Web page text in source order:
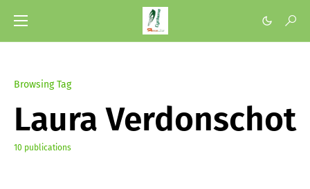
Browsing Tag
Laura Verdonschot
10 publications